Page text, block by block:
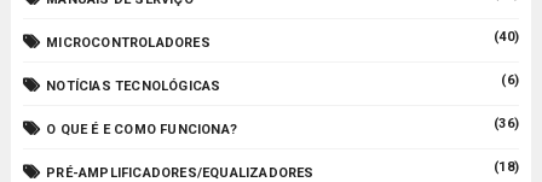
MICROCONTROLADORES (40)
NOTÍCIAS TECNOLÓGICAS (6)
O QUE É E COMO FUNCIONA? (36)
PRÉ-AMPLIFICADORES/EQUALIZADORES (18)